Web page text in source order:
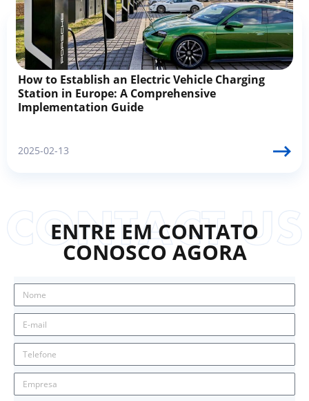
How to Establish an Electric Vehicle Charging
Station in Europe: A Comprehensive
Implementation Guide
2025-02-13
ENTRE EM CONTATO
CONOSCO AGORA